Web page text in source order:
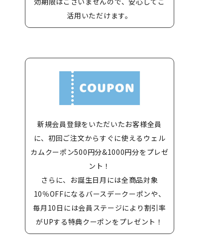
活用いただけます。
新規会員登録をいただいたお客様全員
に、初回ご注文からすぐに使えるウェル
カムクーポン500円分&1000円分をプレゼ
ント！
さらに、お誕生日月には全商品対象
10％OFFになるバースデークーポンや、
毎月10日には会員ステージにより割引率
がUPする特典クーポンをプレゼント！